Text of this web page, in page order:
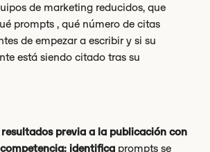
de marketing reducidos, que
prompts , qué número de citas
de empezar a escribir y si su
está siendo citado tras su
previa a la publicación con
identifica prompts se